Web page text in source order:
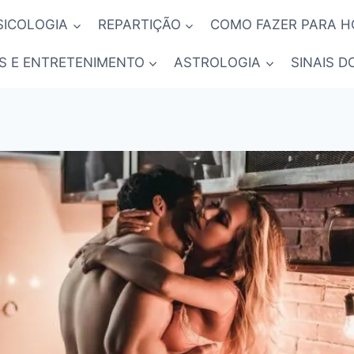
REPARTIÇÃO COMO FAZER PARA
E ENTRETENIMENTO ASTROLOGIA SINAIS